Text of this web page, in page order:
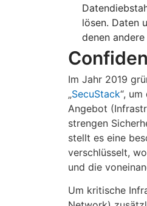
lösen. Daten
denen
Im Jahr 2019
„SecuStack“,
Angebot
strengen
stellt es eine
verschlüsselt,
und die
Um kritische